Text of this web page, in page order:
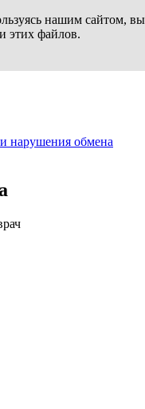
нашим сайтом, вы
этих файлов.
нарушения обмена